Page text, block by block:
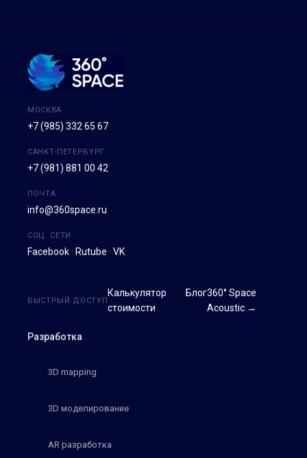
МОСКВА
+7 (985) 332 65 67
САНКТ-ПЕТЕРБУРГ
+7 (981) 881 00 42
ПОЧТА
info@360space.ru
СОЦ. СЕТИ
Facebook · Rutube · VK
Разработка
3D mapping
3D моделирование
AR разработка
БЫСТРЫЙ ДОСТУП
Калькулятор
стоимости
Блог360° Space
Acoustic →